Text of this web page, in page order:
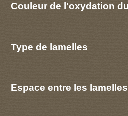
Couleur de l'oxydation
Type de lamelles
Espace entre les lamelles